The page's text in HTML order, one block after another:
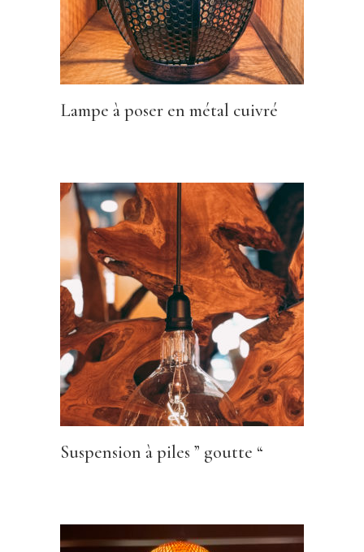
Lampe à poser en métal cuivré
Suspension à piles ” goutte “